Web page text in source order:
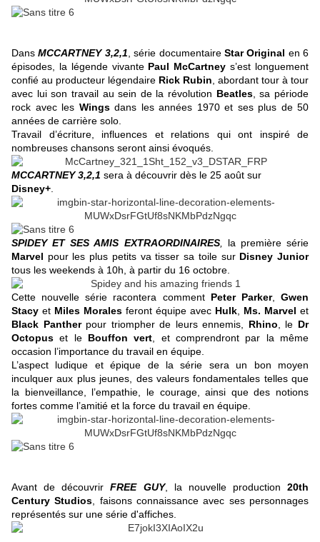
DansMCCARTNEY 3,2,1 , série documentaire Star Original en 6
épisodes, la légende vivante Paul McCartney s’est longuement
confié au producteur légendaire Rick Rubin , abordant tour à tour
avec lui son travail au sein de la révolution Beatles, sa période
rock avec les Wingsdans les années 1970 et ses plus de 50
années de carrière solo.
Travail d’écriture, influences et relations qui ont inspiré de
nombreuses chansons seront ainsi évoqués.
MCCARTNEY 3,2,1 sera à découvrir dès le 25 août sur
Disney+
SPIDEY ET SES AMIS EXTRAORDINAIRES, la première série
Marvel pour les plus petits va tisser sa toile surDisney Junior
tous les weekends à 10h, à partir du 16 octobre.
Cette nouvelle série racontera comment Peter Parker,Gwen
Stacy et Miles Morales feront équipe avec Hulk Ms. Marvel et
Black Pantherpour triompher de leurs ennemis, Rhino , le Dr
Octopus et le Bouffon vert , et comprendront par la même
occasion l’importance du travail en équipe.
L’aspect ludique et épique de la série sera un bon moyen
inculquer aux plus jeunes, des valeurs fondamentales telles que
la bienveillance, l’empathie, le courage, ainsi que des notions
fortes comme l’amitié et la force du travail en équipe.
Avant de découvrirFREE GUY, la nouvelle production 20th
Century Studios , faisons connaissance avec ses personnages
représentés sur une série d'affiches.